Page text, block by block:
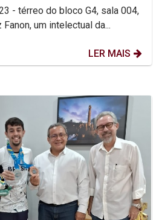
- térreo do bloco G4, sala 004,
15 h Frantz Fanon, um intelectual da...
LER MAIS